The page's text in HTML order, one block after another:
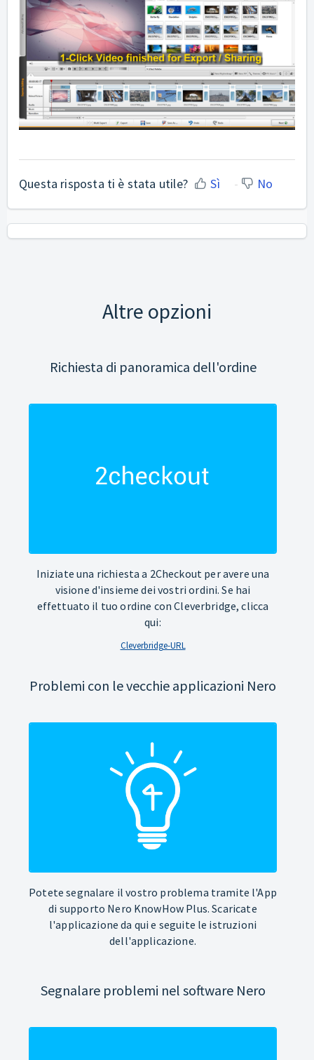
Questa risposta ti è stata utile? Sì No
Altre opzioni
Richiesta di panoramica dell'ordine
Iniziate una richiesta a 2Checkout per avere una
visione d'insieme dei vostri ordini. Se hai
effettuato il tuo ordine con Cleverbridge, clicca
qui:
Cleverbridge-URL
Problemi con le vecchie applicazioni Nero
Potete segnalare il vostro problema tramite l'App
di supporto Nero KnowHow Plus. Scaricate
l'applicazione da qui e seguite le istruzioni
dell'applicazione.
Segnalare problemi nel software Nero